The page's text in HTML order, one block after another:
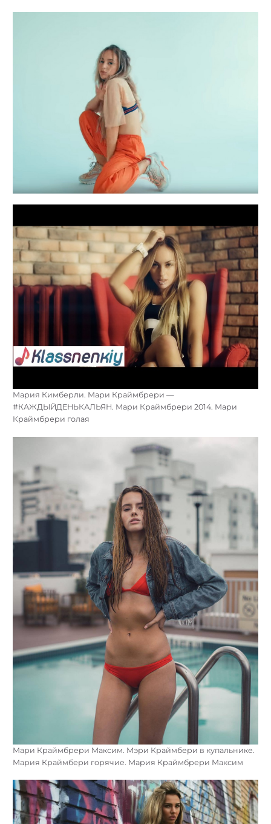
Мария Кимберли. Мари Краймбрери —
#КАЖДЫЙДЕНЬКАЛЬЯН. Мари Краймбрери 2014. Мари
Краймбрери голая
Мари Краймбрери Максим. Мэри Краймбери в купальнике.
Мария Краймбери горячие. Мария Краймбрери Максим